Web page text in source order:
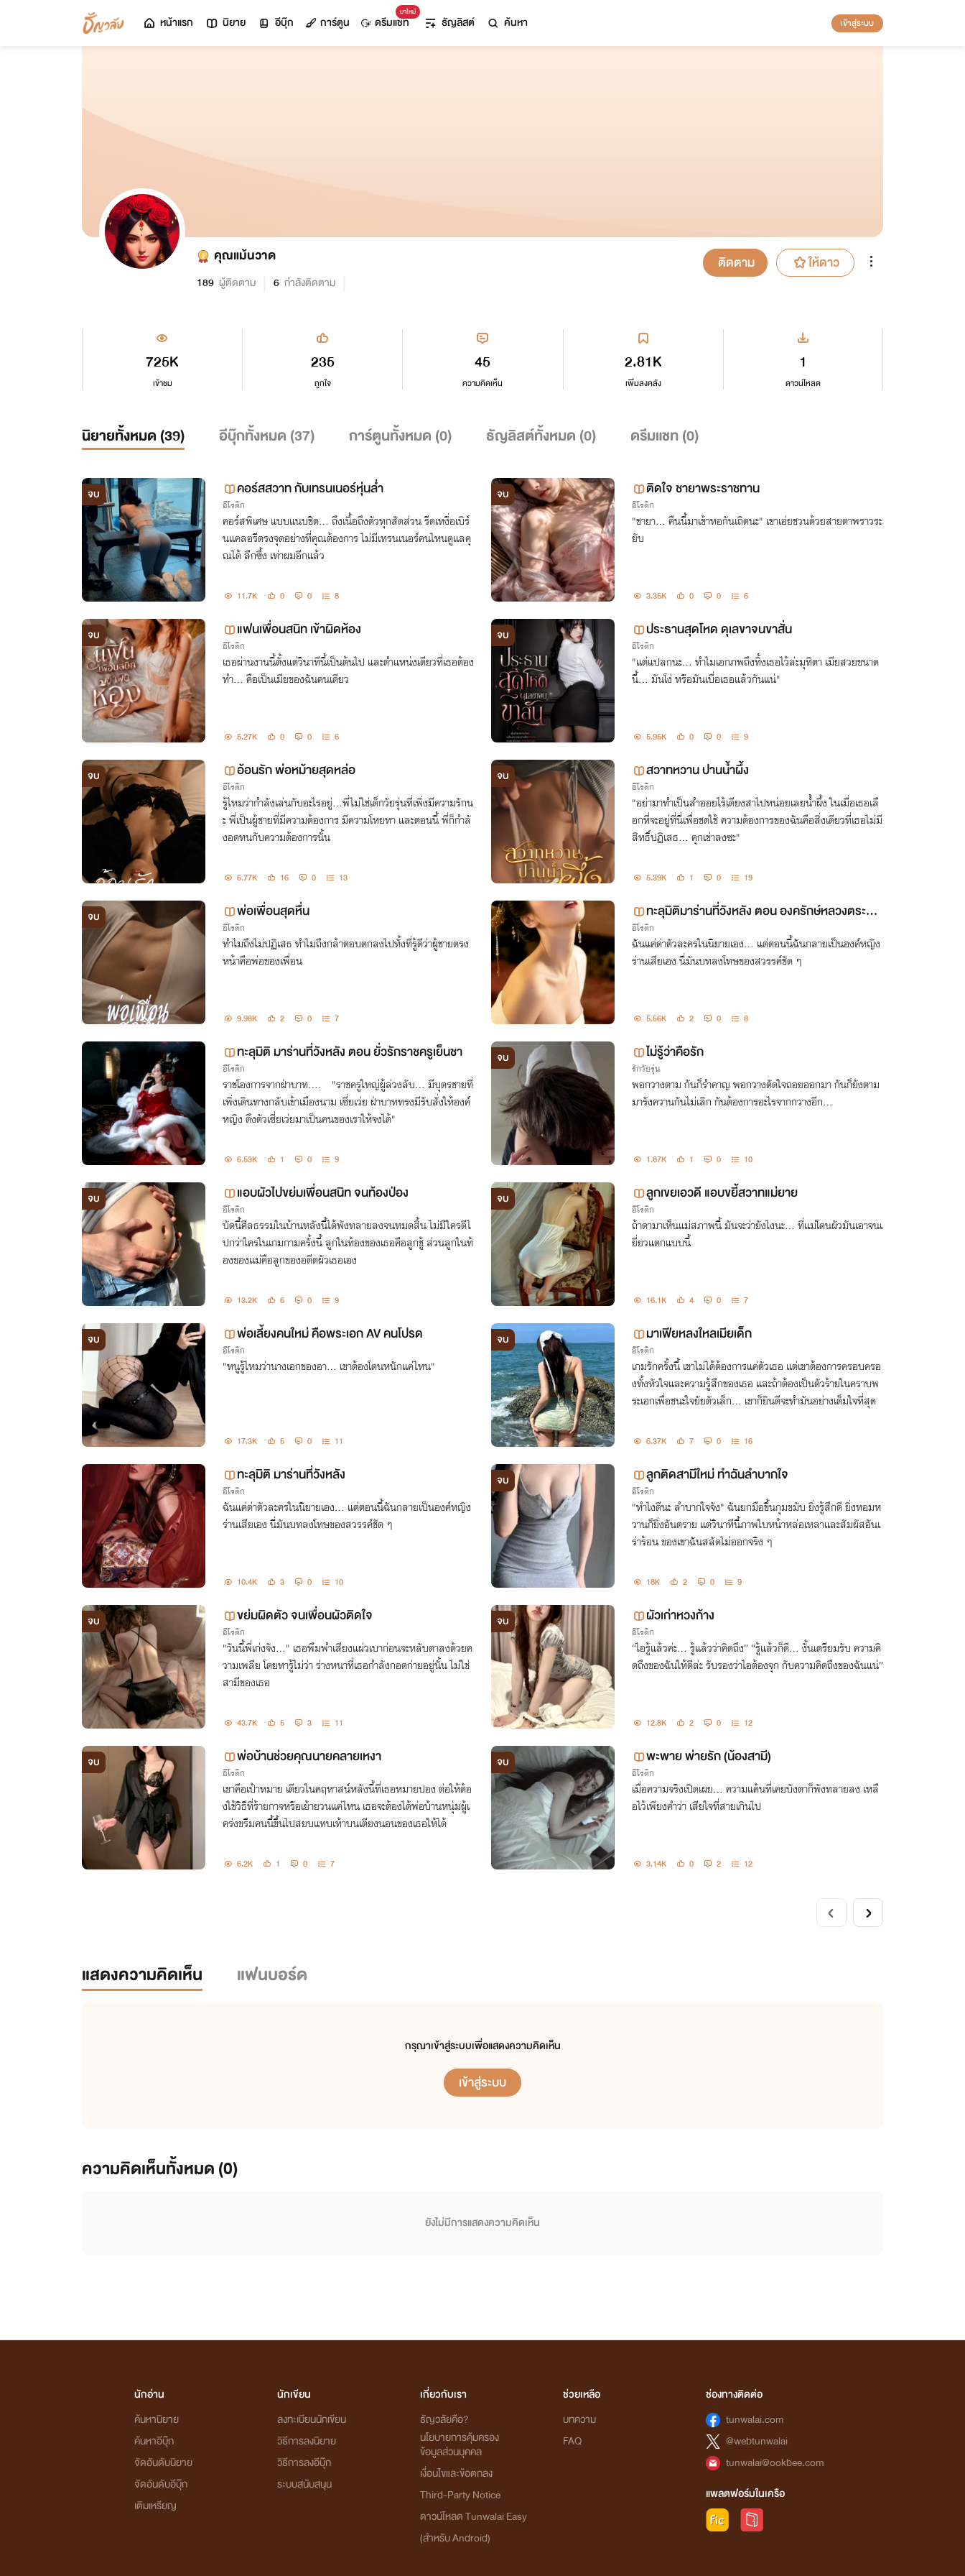
หน้าแรก นิยาย อีบุ๊ก การ์ตูน
มาใหม่
ดรีมแชท ธัญลิสต์ ค้นหา เข้าสู่ระบบ
คุณแม้นวาด
189 ผู้ติดตาม 6 กำลังติดตาม
ติดตาม ให้ดาว
725K
เข้าชม
2.81K
เพิ่มลงคลัง
235
ถูกใจ
1
ดาวน์โหลด
45
ความคิดเห็น
นิยายทั้งหมด (39) อีบุ๊กทั้งหมด (37) การ์ตูนทั้งหมด (0) ธัญลิสต์ทั้งหมด (0) ดรีมแชท (0)
จบ คอร์สสวาท กับเทรนเนอร์หุ่นล่ำ
อีโรติก
คอร์สพิเศษ แบบแนบชิด... ถึงเนื้อถึงตัวทุกสัดส่วน รีดเหงื่อเบิร์
นแคลอรีตรงจุดอย่างที่คุณต้องการ ไม่มีเทรนเนอร์คนไหนดูแลคุ
ณได้ ลึกซึ้ง เท่าผมอีกแล้ว
11.7K 0 0 8
จบ ติดใจ ชายาพระราชทาน
อีโรติก
"ชายา... คืนนี้มาเข้าหอกันเถิดนะ" เขาเอ่ยชวนด้วยสายตาพราวระ
ยับ
3.35K 0 0 6
จบ แฟนเพื่อนสนิท เข้าผิดห้อง
อีโรติก
เธอผ่านงานนี้ตั้งแต่วินาทีนี้เป็นต้นไป และตำแหน่งเดียวที่เธอต้อง
ทำ... คือเป็นเมียของฉันคนเดียว
5.27K 0 0 6
จบ ประธานสุดโหด ดุเลขาจนขาสั่น
อีโรติก
"แต่แปลกนะ... ทำไมเอกภพถึงทิ้งเธอไว้ล่ะมุทิตา เมียสวยขนาด
นี้... มันโง่ หรือมันเบื่อเธอแล้วกันแน่"
5.95K 0 0 9
จบ อ้อนรัก พ่อหม้ายสุดหล่อ
อีโรติก
รู้ไหมว่ากำลังเล่นกับอะไรอยู่...พี่ไม่ใช่เด็กวัยรุ่นที่เพิ่งมีความรักน
ะ พี่เป็นผู้ชายที่มีความต้องการ มีความโหยหา และตอนนี้ พี่ก็กำลั
งอดทนกับความต้องการนั้น
6.77K 16 0 13
จบ สวาทหวาน ปานน้ำผึ้ง
อีโรติก
"อย่ามาทำเป็นสำออยไร้เดียงสาไปหน่อยเลยน้ำผึ้ง ในเมื่อเธอเลื
อกที่จะอยู่ที่นี่เพื่อชดใช้ ความต้องการของฉันคือสิ่งเดียวที่เธอไม่มี
สิทธิ์ปฏิเสธ... คุกเข่าลงซะ"
5.39K 1 0 19
จบ พ่อเพื่อนสุดหื่น
อีโรติก
ทำไมถึงไม่ปฏิเสธ ทำไมถึงกล้าตอบตกลงไปทั้งที่รู้ดีว่าผู้ชายตรง
หน้าคือพ่อของเพื่อน
9.98K 2 0 7
ทะลุมิติมาร่านที่วังหลัง ตอน องครักษ์หลวงตระกูล
ซ่ง
อีโรติก
ฉันแค่ด่าตัวละครในนิยายเอง... แต่ตอนนี้ฉันกลายเป็นองค์หญิง
ร่านเสียเอง นี่มันบทลงโทษของสวรรค์ชัด ๆ
5.56K 2 0 8
ทะลุมิติ มาร่านที่วังหลัง ตอน ยั่วรักราชครูเย็นชา
อีโรติก
ราชโองการจากฝ่าบาท.... "ราชครูใหญ่ผู้ล่วงลับ... มีบุตรชายที่
เพิ่งเดินทางกลับเข้าเมืองนาม เซี่ยเว่ย ฝ่าบาททรงมีรับสั่งให้องค์
หญิง ดึงตัวเซี่ยเว่ยมาเป็นคนของเราให้จงได้"
6.53K 1 0 9
จบ ไม่รู้ว่าคือรัก
รักวัยรุ่น
พอกวางตาม กันก็รำคาญ พอกวางตัดใจถอยออกมา กันก็ยังตาม
มารังควานกันไม่เลิก กันต้องการอะไรจากกวางอีก...
1.87K 1 0 10
จบ แอบผัวไปขย่มเพื่อนสนิท จนท้องป่อง
อีโรติก
บัดนี้ศีลธรรมในบ้านหลังนี้ได้พังทลายลงจนหมดสิ้น ไม่มีใครดีไ
ปกว่าใครในเกมกามครั้งนี้ ลูกในท้องของเธอคือลูกชู้ ส่วนลูกในท้
องของแม่คือลูกของอดีตผัวเธอเอง
13.2K 6 0 9
จบ ลูกเขยเอวดี แอบขยี้สวาทแม่ยาย
อีโรติก
ถ้าดามาเห็นแม่สภาพนี้ มันจะว่ายังไงนะ... ที่แม่โดนผัวมันเอาจนเ
ยี่ยวแตกแบบนี้
16.1K 4 0 7
จบ พ่อเลี้ยงคนใหม่ คือพระเอก AV คนโปรด
อีโรติก
"หนูรู้ไหมว่านางเอกของอา... เขาต้องโดนหนักแค่ไหน"
17.3K 5 0 11
จบ มาเฟียหลงใหลเมียเด็ก
อีโรติก
เกมรักครั้งนี้ เขาไม่ได้ต้องการแค่ตัวเธอ แต่เขาต้องการครอบครอ
งทั้งหัวใจและความรู้สึกของเธอ และถ้าต้องเป็นตัวร้ายในคราบพ
ระเอกเพื่อชนะใจยัยตัวเล็ก... เขาก็ยินดีจะทำมันอย่างเต็มใจที่สุด
6.37K 7 0 16
ทะลุมิติ มาร่านที่วังหลัง
อีโรติก
ฉันแค่ด่าตัวละครในนิยายเอง... แต่ตอนนี้ฉันกลายเป็นองค์หญิง
ร่านเสียเอง นี่มันบทลงโทษของสวรรค์ชัด ๆ
10.4K 3 0 10
จบ ลูกติดสามีใหม่ ทำฉันลำบากใจ
อีโรติก
"ทำไงดีนะ ลำบากใจจัง" ฉันยกมือขึ้นกุมขมับ ยิ่งรู้สึกดี ยิ่งหอมห
วานก็ยิ่งอันตราย แต่วินาทีนี้ภาพใบหน้าหล่อเหลาและสัมผัสอันเ
ร่าร้อน ของเขาฉันสลัดไม่ออกจริง ๆ
18K 2 0 9
จบ ขย่มผิดตัว จนเพื่อนผัวติดใจ
อีโรติก
"วันนี้พี่เก่งจัง..." เธอพึมพำเสียงแผ่วเบาก่อนจะหลับตาลงด้วยค
วามเพลีย โดยหารู้ไม่ว่า ร่างหนาที่เธอกำลังกอดก่ายอยู่นั้น ไม่ใช่
สามีของเธอ
43.7K 5 3 11
จบ ผัวเก่าหวงก้าง
อีโรติก
“ไอรู้แล้วค่ะ... รู้แล้วว่าคิดถึง” “รู้แล้วก็ดี... งั้นเตรียมรับ ความคิ
ดถึงของฉันให้ดีล่ะ รับรองว่าไอต้องจุก กับความคิดถึงของฉันแน่”
12.8K 2 0 12
จบ พ่อบ้านช่วยคุณนายคลายเหงา
อีโรติก
เขาคือเป้าหมาย เดียวในคฤหาสน์หลังนี้ที่เธอหมายปอง ต่อให้ต้อ
งใช้วิธีที่ร้ายกาจหรือเย้ายวนแค่ไหน เธอจะต้องได้พ่อบ้านหนุ่มผู้เ
คร่งขรึมคนนี้ขึ้นไปสยบแทบเท้าบนเตียงนอนของเธอให้ได้
6.2K 1 0 7
จบ พะพาย พ่ายรัก (น้องสามี)
อีโรติก
เมื่อความจริงเปิดเผย... ความแค้นที่เคยบังตาก็พังทลายลง เหลื
อไว้เพียงคำว่า เสียใจที่สายเกินไป
3.14K 0 2 12
แสดงความคิดเห็น แฟนบอร์ด
กรุณาเข้าสู่ระบบเพื่อแสดงความคิดเห็น
เข้าสู่ระบบ
ความคิดเห็นทั้งหมด (0)
ยังไม่มีการแสดงความคิดเห็น
นักอ่าน
ค้นหานิยาย
ค้นหาอีบุ๊ก
จัดอันดับนิยาย
จัดอันดับอีบุ๊ก
เติมเหรียญ
นักเขียน
ลงทะเบียนนักเขียน
วิธีการลงนิยาย
วิธีการลงอีบุ๊ก
ระบบสนับสนุน
เกี่ยวกับเรา
ธัญวลัยคือ?
นโยบายการคุ้มครอง
ข้อมูลส่วนบุคคล
เงื่อนไขและข้อตกลง
Third-Party Notice
ดาวน์โหลด Tunwalai Easy
(สำหรับ Android)
ช่วยเหลือ
บทความ
FAQ
ช่องทางติดต่อ
tunwalai.com
@webtunwalai
tunwalai@ookbee.com
แพลตฟอร์มในเครือ